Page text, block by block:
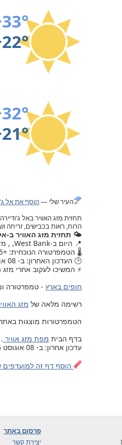
העיר שלי —הוסף את אל
הרוח, ראות בכבישים, זריחה
🌤️ תחזית מזג האוויר ב-
📍 היום ב-West Bank, , מזג האוויר עודכן.
🌡️ הטמפרטורה הנוכחית: +25.
🕒 העדכון האחרון: ב- 08 אוגוסט 2026, יום שבת, 20:30.
⚡ המשיכו לעקוב אחרי מזג
חופים בארץ - טמפרטורה
רשימה מלאה של מזג האוויר ב- 203 ערים ויישובים בישראל
הטמפרטורות מוצגות באתר
בדף הבית מפת מזג אוויר .
עדכון אחרון: ב- 08 אוגוסט 2026, יום שבת, 20:30
הוסף דף זה למועדפים
פרסום באתר
יצירת קשר